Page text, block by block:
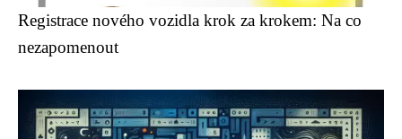
Registrace nového vozidla krok za krokem: Na co
nezapomenout